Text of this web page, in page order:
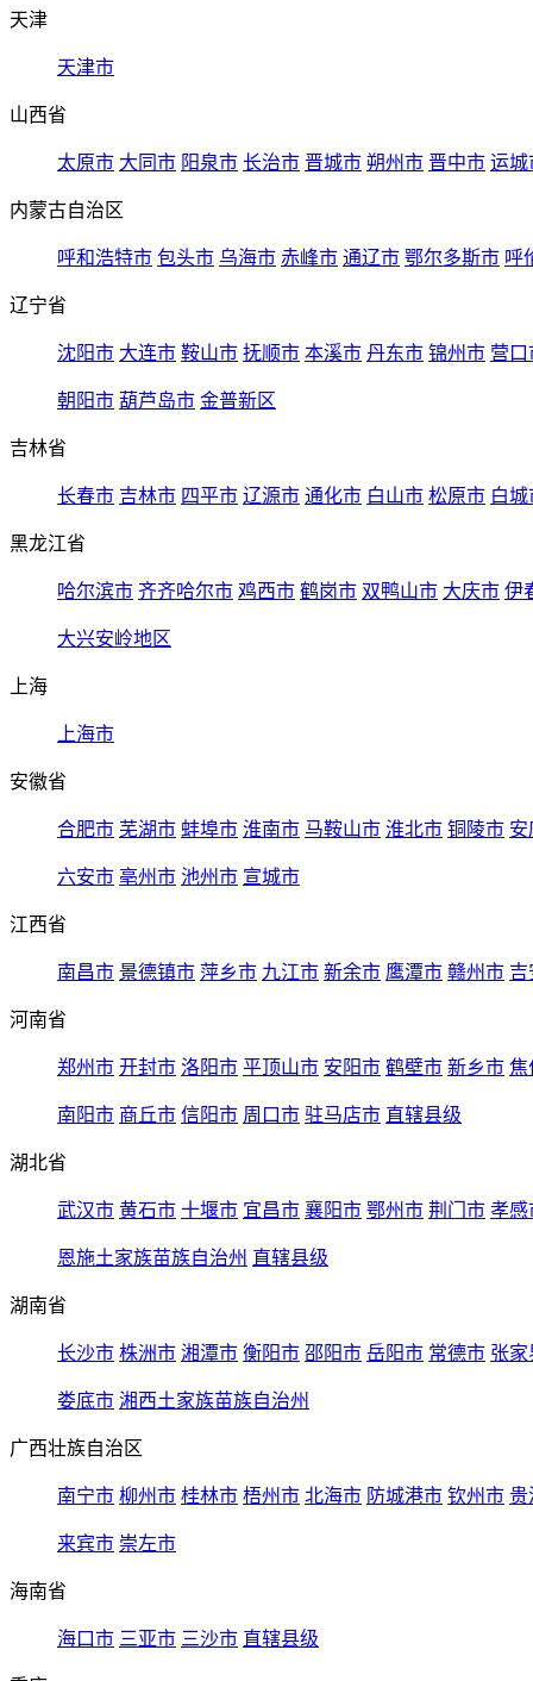
天津
天津市
山西省
太原市 大同市 阳泉市 长治市 晋城市 朔州市 晋中市 运城
内蒙古自治区
呼和浩特市 包头市 乌海市 赤峰市 通辽市 鄂尔多斯市 呼
辽宁省
沈阳市 大连市 鞍山市 抚顺市 本溪市 丹东市 锦州市 营口
朝阳市 葫芦岛市 金普新区
吉林省
长春市 吉林市 四平市 辽源市 通化市 白山市 松原市 白城
黑龙江省
哈尔滨市 齐齐哈尔市 鸡西市 鹤岗市 双鸭山市 大庆市 伊
大兴安岭地区
上海
上海市
安徽省
合肥市 芜湖市 蚌埠市 淮南市 马鞍山市 淮北市 铜陵市 安
六安市 亳州市 池州市 宣城市
江西省
南昌市 景德镇市 萍乡市 九江市 新余市 鹰潭市 赣州市 吉
河南省
郑州市 开封市 洛阳市 平顶山市 安阳市 鹤壁市 新乡市 焦
南阳市 商丘市 信阳市 周口市 驻马店市 直辖县级
湖北省
武汉市 黄石市 十堰市 宜昌市 襄阳市 鄂州市 荆门市 孝感
恩施土家族苗族自治州 直辖县级
湖南省
长沙市 株洲市 湘潭市 衡阳市 邵阳市 岳阳市 常德市 张家
娄底市 湘西土家族苗族自治州
广西壮族自治区
南宁市 柳州市 桂林市 梧州市 北海市 防城港市 钦州市 贵
来宾市 崇左市
海南省
海口市 三亚市 三沙市 直辖县级